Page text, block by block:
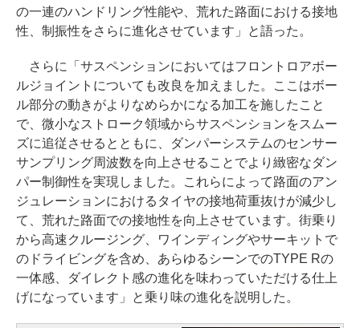
の一連のハンドリング性能や、荒れた路面における接地
性、制振性をさらに進化させています」と語った。
さらに「サスペンションにおいてはフロントロアボー
ルジョイントについても改良を加えました。ここはボー
ル部分の動きがよりなめらかになる加工を施したこと
で、微小なストローク領域からサスペンションをスムー
ズに追従させるとともに、ダンパーシステムのセンサー
サンプリング周波数を向上させることでより緻密なダン
パー制御性を実現しました。これらによって路面のアン
ジュレーションにおけるタイヤの接地荷重抜けが減少し
て、荒れた路面での接地性を向上させています。街乗り
から高速クルージング、ワインディングやサーキットで
のドライビングを含め、あらゆるシーンでのTYPE Rの
一体感、ダイレクト感の進化を味わっていただける仕上
げになっています」と乗り味の進化を説明した。